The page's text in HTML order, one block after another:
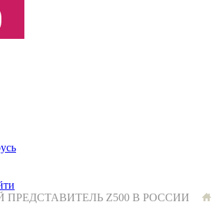
Z500 В РОССИИ